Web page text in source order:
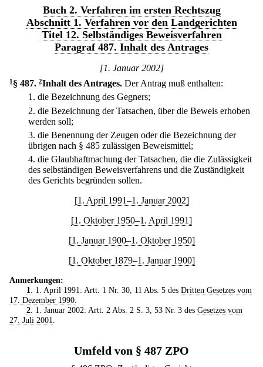
Buch 2. Verfahren im ersten Rechtszug
Abschnitt 1. Verfahren vor den Landgerichten
Titel 12. Selbständiges Beweisverfahren
Paragraf 487. Inhalt des Antrages
[1. Januar 2002]
1 § 487. 2Inhalt des Antrages. Der Antrag muß enthalten:
1. die Bezeichnung des Gegners;
2. die Bezeichnung der Tatsachen, über die Beweis erhoben
werden soll;
3. die Benennung der Zeugen oder die Bezeichnung der
übrigen nach § 485 zulässigen Beweismittel;
4. die Glaubhaftmachung der Tatsachen, die die Zulässigkeit
des selbständigen Beweisverfahrens und die Zuständigkeit
des Gerichts begründen sollen.
[1. April 1991–1. Januar 2002]
[1. Oktober 1950–1. April 1991]
[1. Januar 1900–1. Oktober 1950]
[1. Oktober 1879–1. Januar 1900]
Anmerkungen:
1
. 1. April 1991: Artt. 1 Nr. 30, 11 Abs. 5 des Dritten Gesetzes vom
17. Dezember 1990
2. 1. Januar 2002: Artt. 2 Abs. 2 S. 3, 53 Nr. 3 des Gesetzes vom
27. Juli 2001
Umfeld von § 487 ZPO